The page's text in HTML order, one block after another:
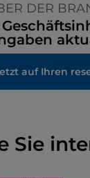
DER
Sie